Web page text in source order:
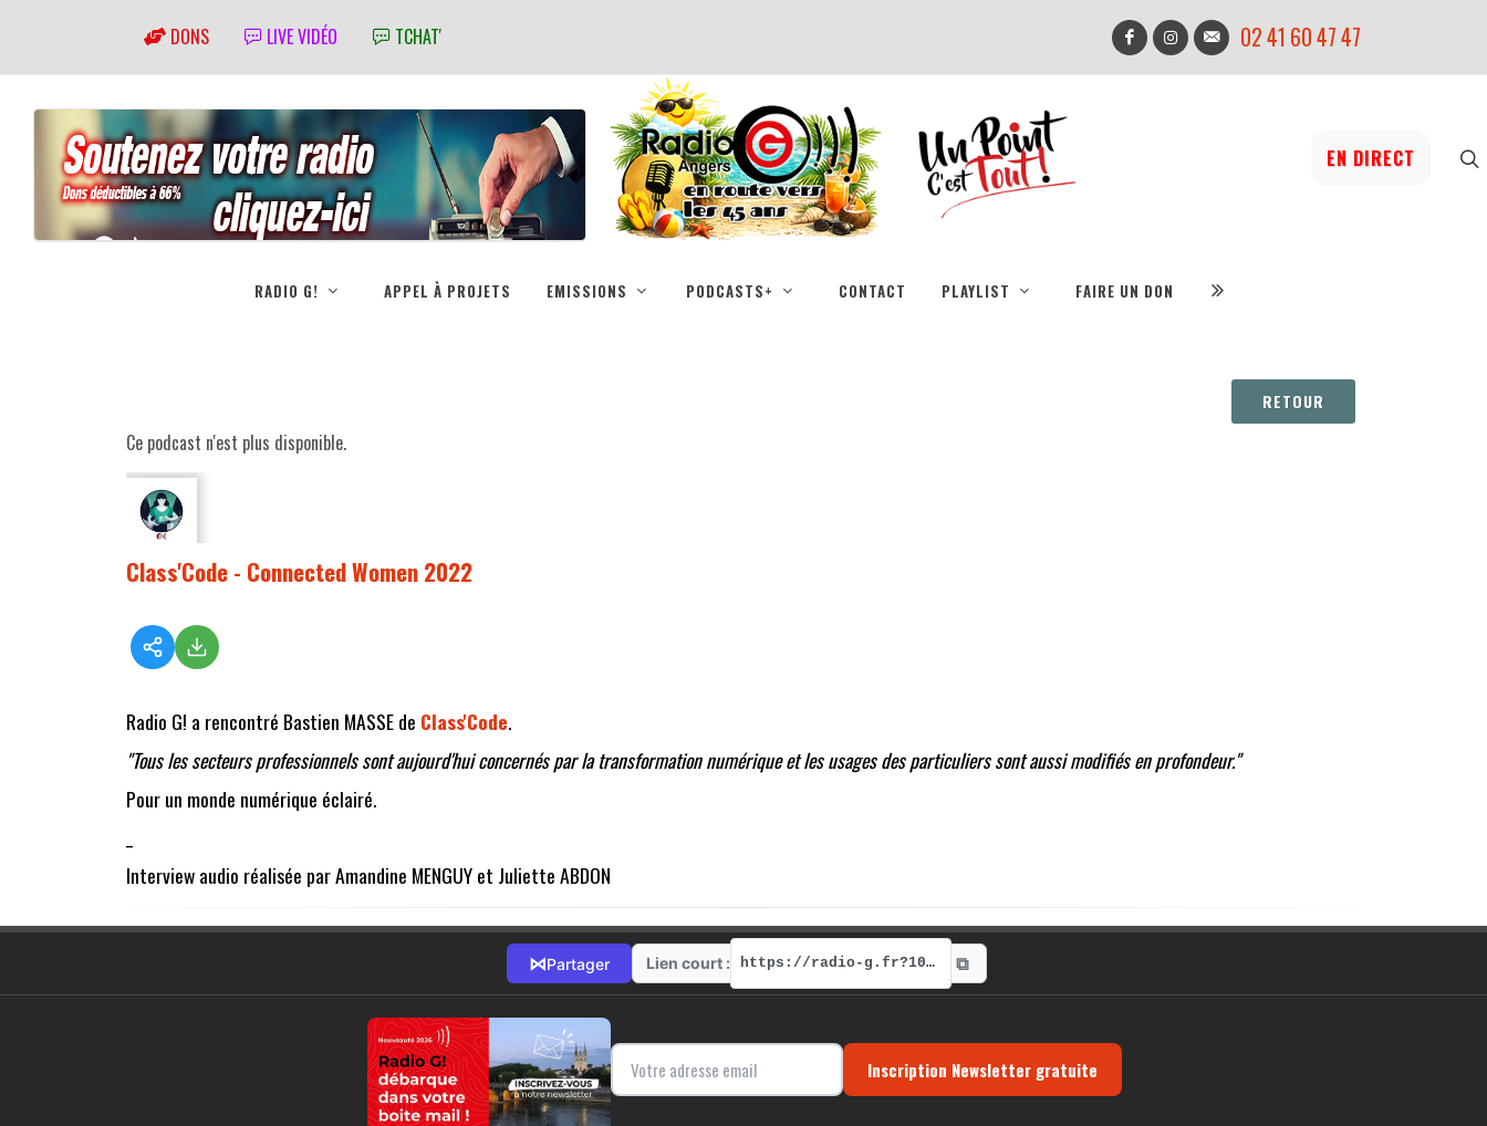
DONS LIVE VIDÉO TCHAT' 02 41 60 47 47
EN DIRECT
RADIO G! APPEL À PROJETS EMISSIONS PODCASTS+ CONTACT PLAYLIST FAIRE UN DON
RETOUR
Ce podcast n'est plus disponible.
Class'Code - Connected Women 2022
Radio G! a rencontré Bastien MASSE de Class'Code.
"Tous les secteurs professionnels sont aujourd'hui concernés par la transformation numérique et les usages des particuliers sont aussi modifiés en profondeur."
Pour un monde numérique éclairé.
Interview audio réalisée par Amandine MENGUY et Juliette ABDON
⋈Partager Lien court : https://radio-g.fr?10564 ⧉
Inscription Newsletter gratuite